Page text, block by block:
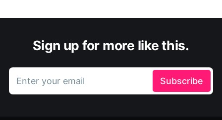
Sign up for more like this.
Enter your email Subscribe